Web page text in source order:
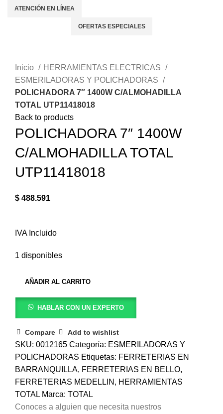
ATENCIÓN EN LÍNEA
OFERTAS ESPECIALES
Inicio
HERRAMIENTAS ELECTRICAS
ESMERILADORAS Y POLICHADORAS
POLICHADORA 7″ 1400W C/ALMOHADILLA
TOTAL UTP11418018
Back to products
POLICHADORA 7″ 1400W
C/ALMOHADILLA TOTAL
UTP11418018
$ 488.591
IVA Incluido
1 disponibles
AÑADIR AL CARRITO
HABLAR CON UN EXPERTO
Compare Add to wishlist
SKU: 0012165 Categoría: ESMERILADORAS Y
POLICHADORAS Etiquetas: FERRETERIAS EN
BARRANQUILLA, FERRETERIAS EN BELLO,
FERRETERIAS MEDELLIN , HERRAMIENTAS
TOTAL Marca: TOTAL
Conoces a alguien que necesita nuestros